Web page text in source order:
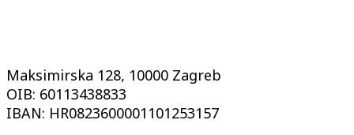
Maksimirska 128, 10000 Zagreb
OIB: 60113438833
IBAN: HR0823600001101253157